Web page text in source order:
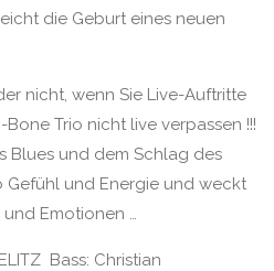
die Geburt eines neuen
nicht, wenn Sie Live-Auftritte
Trio nicht live verpassen !!!
Blues und dem Schlag des
Gefühl und Energie und weckt
und Emotionen …
Bass: Christian